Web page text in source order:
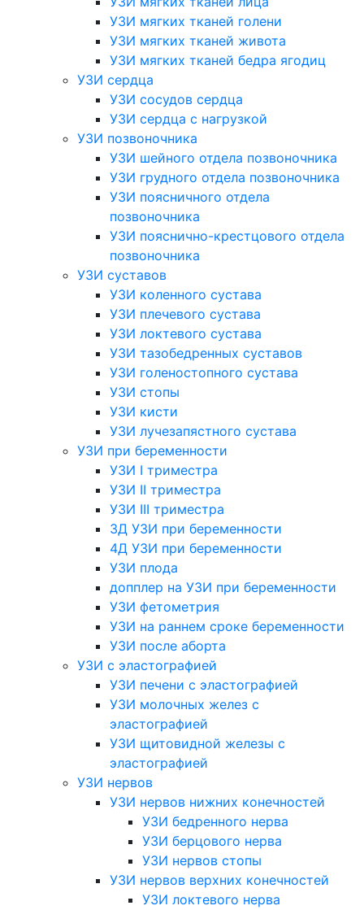
УЗИ мягких тканей голени
УЗИ мягких тканей живота
УЗИ мягких тканей бедра ягодиц
УЗИ сердца
УЗИ сосудов сердца
УЗИ сердца с нагрузкой
УЗИ позвоночника
УЗИ шейного отдела позвоночника
УЗИ грудного отдела позвоночника
УЗИ поясничного отдела
позвоночника
УЗИ пояснично-крестцового отдела
позвоночника
УЗИ суставов
УЗИ коленного сустава
УЗИ плечевого сустава
УЗИ локтевого сустава
УЗИ тазобедренных суставов
УЗИ голеностопного сустава
УЗИ стопы
УЗИ кисти
УЗИ лучезапястного сустава
УЗИ при беременности
УЗИ I триместра
УЗИ II триместра
УЗИ III триместра
3Д УЗИ при беременности
4Д УЗИ при беременности
УЗИ плода
допплер на УЗИ при беременности
УЗИ фетометрия
УЗИ на раннем сроке беременности
УЗИ после аборта
УЗИ с эластографией
УЗИ печени с эластографией
УЗИ молочных желез с
эластографией
УЗИ щитовидной железы с
эластографией
УЗИ нервов
УЗИ нервов нижних конечностей
УЗИ бедренного нерва
УЗИ берцового нерва
УЗИ нервов стопы
УЗИ нервов верхних конечностей
УЗИ локтевого нерва